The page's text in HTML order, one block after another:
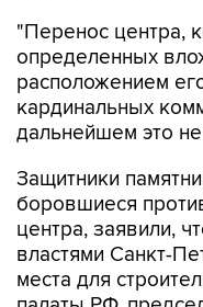
"Перенос центра,
определенных
расположением
кардинальных
дальнейшем это
Защитники
боровшиеся
центра, заявили,
властями Санкт-
места для